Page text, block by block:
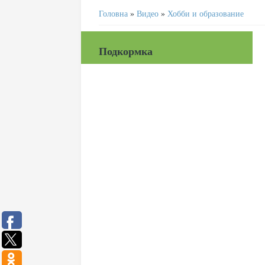
Головна » Видео » Хобби и образование
Подкормка